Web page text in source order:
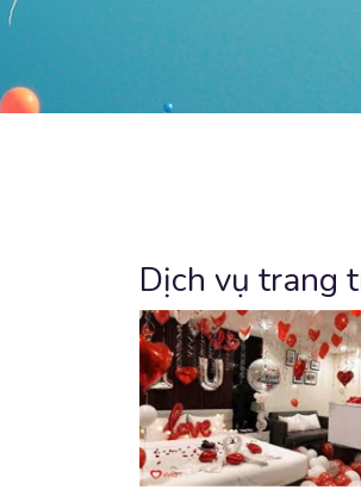
Dịch vụ trang